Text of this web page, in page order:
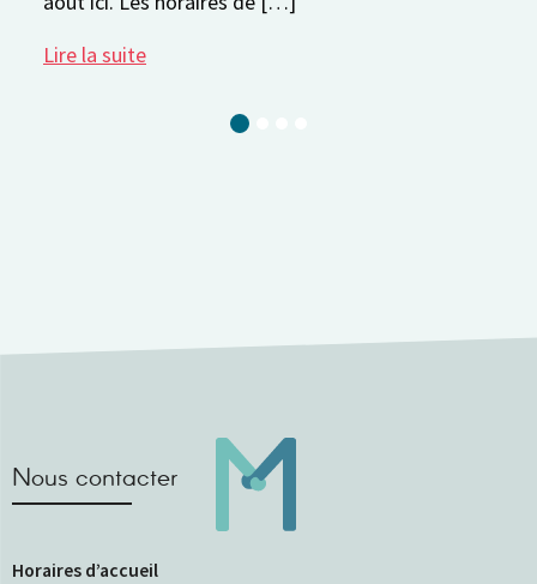
Lire la suite
Nous contacter
Horaires d’accueil